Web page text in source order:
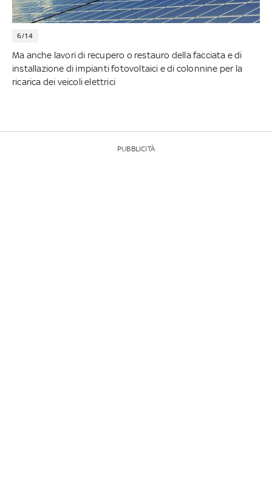
6/14
Ma anche lavori di recupero o restauro della facciata e di
installazione di impianti fotovoltaici e di colonnine per la
ricarica dei veicoli elettrici
PUBBLICITÀ